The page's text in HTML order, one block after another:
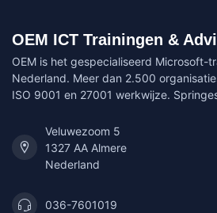
OEM ICT Trainingen &
OEM is het gespecialiseerd Microsoft-
Nederland. Meer dan 2.500
ISO 9001 en 27001 werkwijze.
Veluwezoom 5
1327 AA Almere
Nederland
036-7601019